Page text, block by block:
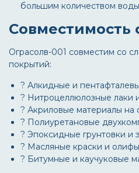
большим количеством
Совместимость
Ограсолв-001 совместим со
покрытий:
? Алкидные и
? Нитроцеллюлозные лаки
? Акриловые материалы на
? Полиуретановые
? Эпоксидные грунтовки и
? Масляные краски и олифы
? Битумные и каучуковые